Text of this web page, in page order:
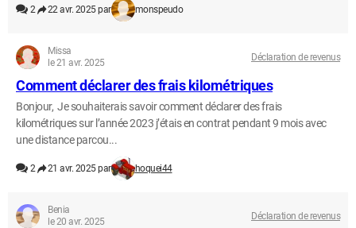
2 22 avr. 2025 par monspeudo
Missa
le 21 avr. 2025
Déclaration de revenus
Comment déclarer des frais kilométriques
Bonjour, Je souhaiterais savoir comment déclarer des frais
kilométriques sur l’année 2023 j’étais en contrat pendant 9 mois avec
une distance parcou...
2 21 avr. 2025 par hoquei44
Benia
le 20 avr. 2025
Déclaration de revenus